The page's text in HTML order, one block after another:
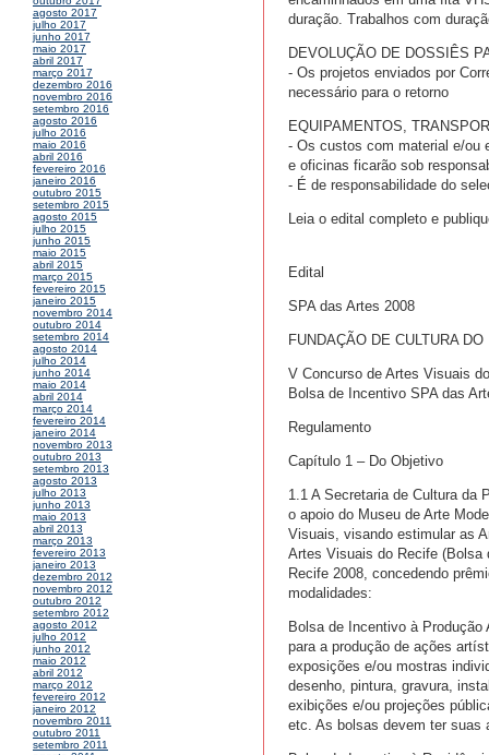
agosto 2017
julho 2017
junho 2017
maio 2017
abril 2017
março 2017
dezembro 2016
novembro 2016
setembro 2016
agosto 2016
julho 2016
maio 2016
abril 2016
fevereiro 2016
janeiro 2016
outubro 2015
setembro 2015
agosto 2015
julho 2015
junho 2015
maio 2015
abril 2015
março 2015
fevereiro 2015
janeiro 2015
novembro 2014
outubro 2014
setembro 2014
agosto 2014
julho 2014
junho 2014
maio 2014
abril 2014
março 2014
fevereiro 2014
janeiro 2014
novembro 2013
outubro 2013
setembro 2013
agosto 2013
julho 2013
junho 2013
maio 2013
abril 2013
março 2013
fevereiro 2013
janeiro 2013
dezembro 2012
novembro 2012
outubro 2012
setembro 2012
agosto 2012
julho 2012
junho 2012
maio 2012
abril 2012
março 2012
fevereiro 2012
janeiro 2012
novembro 2011
outubro 2011
setembro 2011
duração. Trabalhos com
DEVOLUÇÃO DE DOSSIÊS
- Os projetos enviados por
necessário para o retorno
EQUIPAMENTOS,
- Os custos com material e/ou
e oficinas ficarão sob
- É de responsabilidade do
Leia o edital completo e
Edital
SPA das Artes 2008
FUNDAÇÃO DE CULTURA
V Concurso de Artes Visuais
Bolsa de Incentivo SPA das
Regulamento
Capítulo 1 – Do Objetivo
1.1 A Secretaria de Cultura da
o apoio do Museu de Arte
Visuais, visando estimular as
Artes Visuais do Recife (Bolsa
Recife 2008, concedendo
modalidades:
Bolsa de Incentivo à
para a produção de ações
exposições e/ou mostras
desenho, pintura, gravura,
exibições e/ou projeções
etc. As bolsas devem ter suas